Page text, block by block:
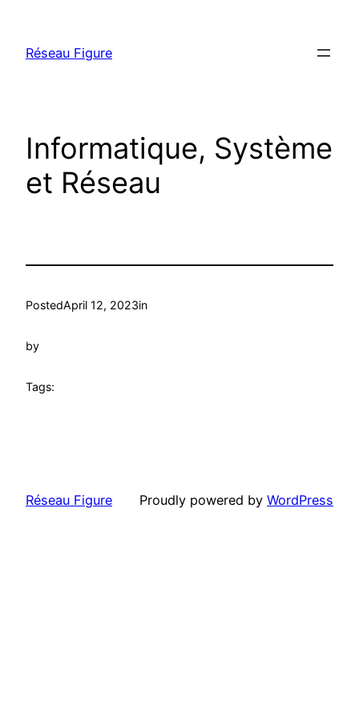
content
Réseau Figure
Informatique, Système
et Réseau
PostedApril 12, 2023in
by
Tags:
Réseau Figure Proudly powered by WordPress